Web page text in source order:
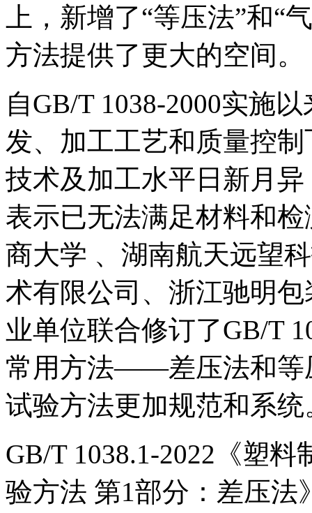
上，新增了“等压法”和“
方法提供了更大的空间。
自GB/T 1038-2000实施
发、加工工艺和质量控
技术及加工水平日新月
表示已无法满足材料和
商大学 、湖南航天远望
术有限公司、浙江驰明
业单位联合修订了GB/T
常用方法——差压法和等
试验方法更加规范和系统
GB/T 1038.1-2022《塑
验方法 第1部分：差压法